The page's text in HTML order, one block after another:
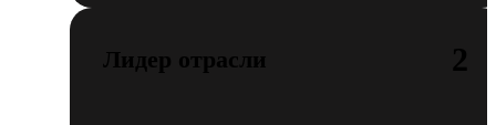
Лидер отрасли 2